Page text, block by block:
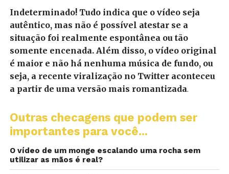
Indeterminado! Tudo indica que o vídeo seja
autêntico, mas não é possível atestar se a
situação foi realmente espontânea ou tão
somente encenada. Além disso, o vídeo original
é maior e não há nenhuma música de fundo, ou
seja, a recente viralização no Twitter aconteceu
a partir de uma versão mais romantizada.
Outras checagens que podem ser
importantes para você...
O vídeo de um monge escalando uma rocha sem
utilizar as mãos é real?